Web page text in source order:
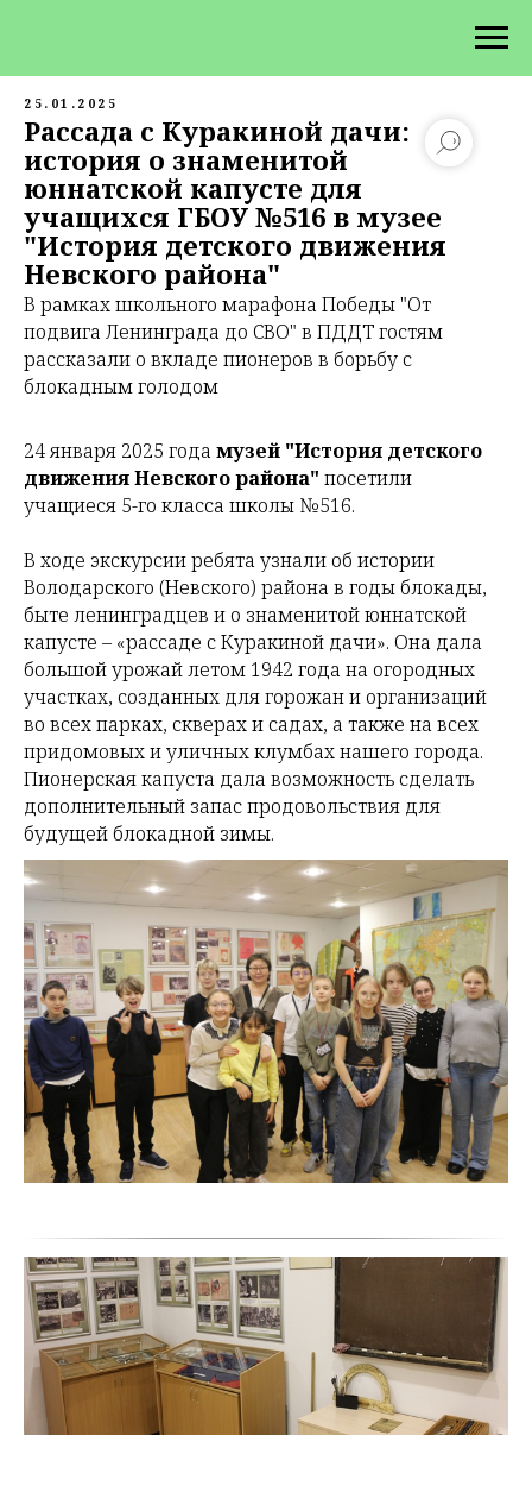
25.01.2025
Рассада с Куракиной дачи:
история о знаменитой
юннатской капусте для
учащихся ГБОУ №516 в музее
"История детского движения
Невского района"
В рамках школьного марафона Победы "От
подвига Ленинграда до СВО" в ПДДТ гостям
рассказали о вкладе пионеров в борьбу с
блокадным голодом
24 января 2025 годамузей "История детского
движения Невского района" посетили
учащиеся 5-го класса школы №516.
В ходе экскурсии ребята узнали об истории
Володарского (Невского) района в годы блокады,
быте ленинградцев и о знаменитой юннатской
капусте – «рассаде с Куракиной дачи». Она дала
большой урожай летом 1942 года на огородных
участках, созданных для горожан и организаций
во всех парках, скверах и садах, а также на всех
придомовых и уличных клумбах нашего города.
Пионерская капуста дала возможность сделать
дополнительный запас продовольствия для
будущей блокадной зимы.